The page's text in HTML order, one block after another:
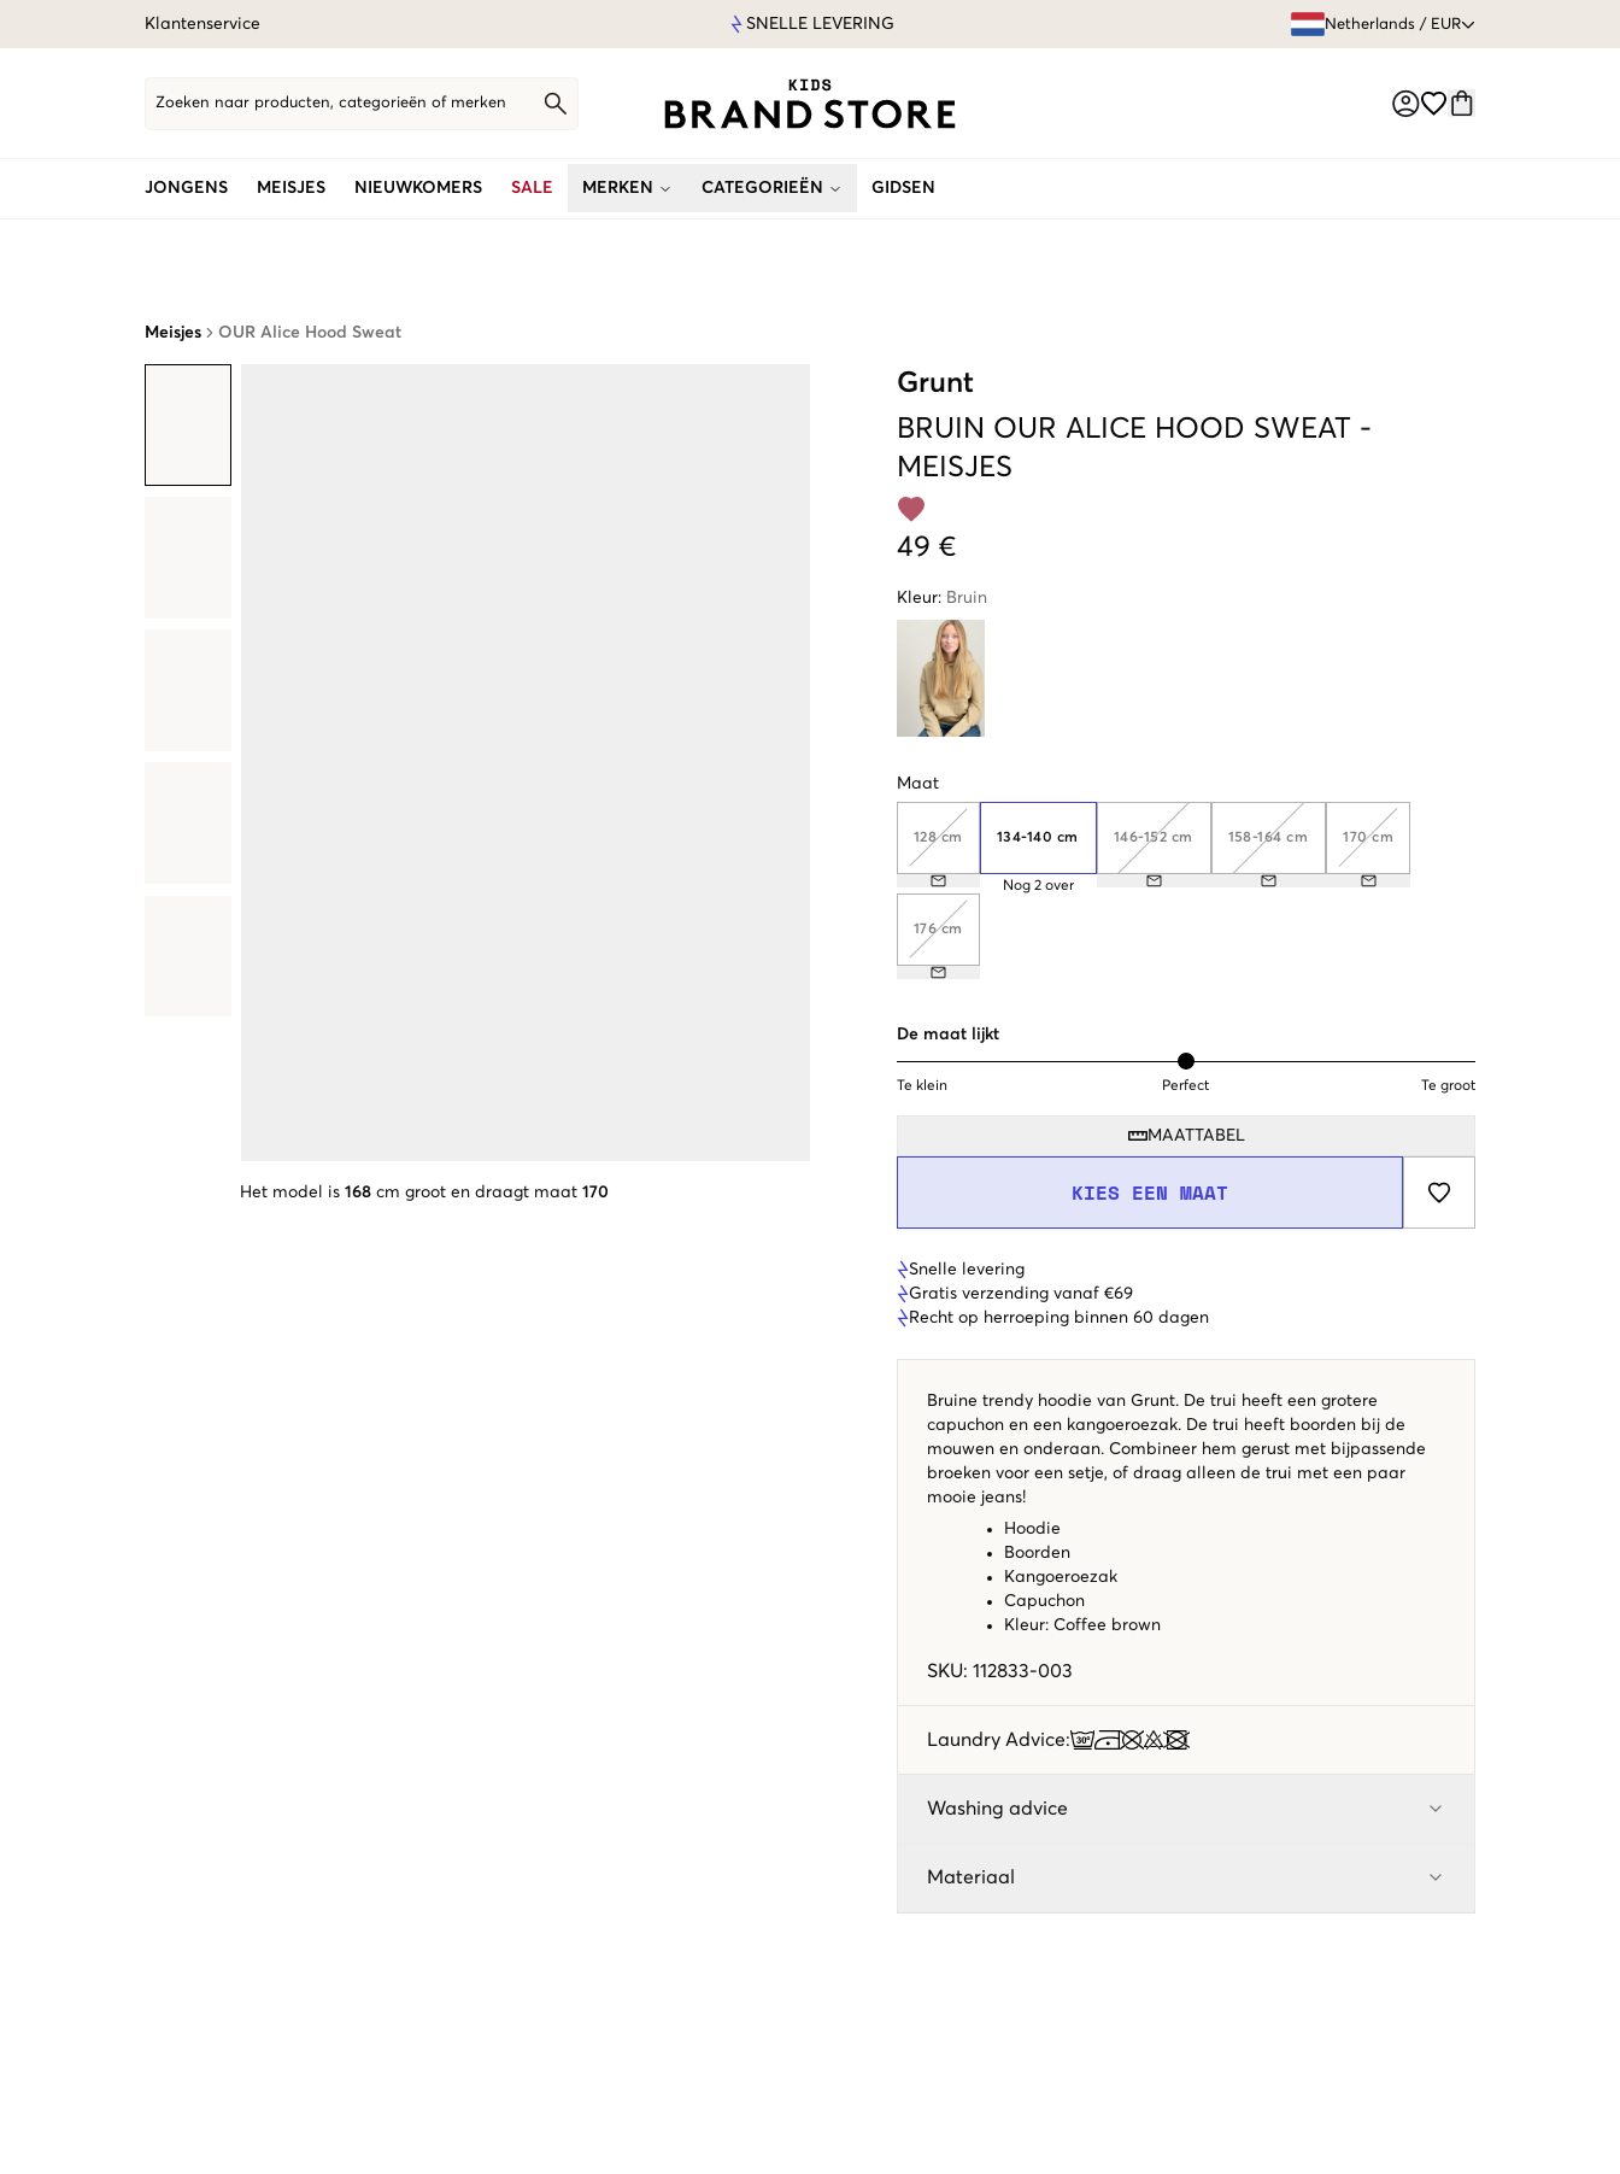
Klantenservice SNELLE LEVERING Netherlands / EUR
Zoeken naar producten, categorieën of merken
JONGENS MEISJES NIEUWKOMERS SALE MERKEN CATEGORIEËN GIDSEN
Meisjes OUR Alice Hood Sweat
Het model is 168 cm groot en draagt maat 170
Grunt
BRUIN OUR ALICE HOOD SWEAT -
MEISJES
49 €
Kleur: Bruin
Maat
128 cm 134-140 cm
Nog 2 over
146-152 cm 158-164 cm 170 cm
176 cm
De maat lijkt
Te klein Perfect Te groot
MAATTABEL
KIES EEN MAAT
Snelle levering
Gratis verzending vanaf €69
Recht op herroeping binnen 60 dagen
Bruine trendy hoodie van Grunt. De trui heeft een grotere
capuchon en een kangoeroezak. De trui heeft boorden bij de
mouwen en onderaan. Combineer hem gerust met bijpassende
broeken voor een setje, of draag alleen de trui met een paar
mooie jeans!
Hoodie
Boorden
Kangoeroezak
Capuchon
Kleur: Coffee brown
SKU: 112833-003
Laundry Advice:
Washing advice
Materiaal